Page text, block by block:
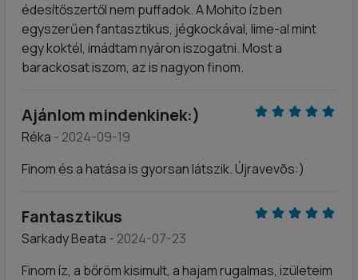
édesítőszertől nem puffadok. A Mohito ízben
egyszerűen fantasztikus, jégkockával, lime-al mint
egy koktél, imádtam nyáron iszogatni. Most a
barackosat iszom, az is nagyon finom.
Ajánlom mindenkinek:)
Réka - 2024-09-19
Finom és a hatása is gyorsan látszik. Újravevõs:)
Fantasztikus
Sarkady Beata - 2024-07-23
Finom íz, a bőröm kisimult, a hajam rugalmas, izületeim